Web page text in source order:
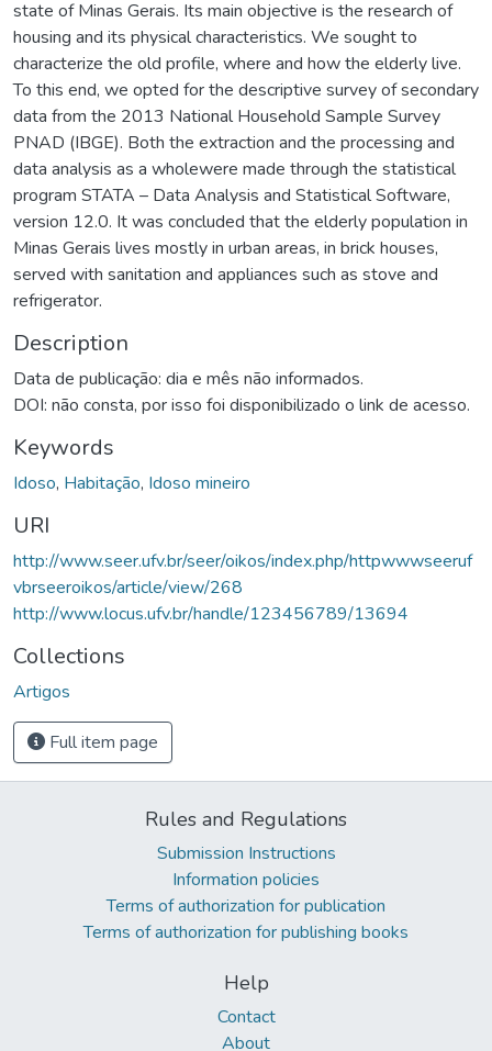
state of Minas Gerais. Its main objective is the research of
housing and its physical characteristics. We sought to
characterize the old profile, where and how the elderly live.
To this end, we opted for the descriptive survey of secondary
data from the 2013 National Household Sample Survey
PNAD (IBGE). Both the extraction and the processing and
data analysis as a wholewere made through the statistical
program STATA – Data Analysis and Statistical Software,
version 12.0. It was concluded that the elderly population in
Minas Gerais lives mostly in urban areas, in brick houses,
served with sanitation and appliances such as stove and
refrigerator.
Description
Data de publicação: dia e mês não informados.
DOI: não consta, por isso foi disponibilizado o link de acesso.
Keywords
Idoso, Habitação, Idoso mineiro
URI
http://www.seer.ufv.br/seer/oikos/index.php/httpwwwseeruf
vbrseeroikos/article/view/268
http://www.locus.ufv.br/handle/123456789/13694
Collections
Artigos
Full item page
Rules and Regulations
Submission Instructions
Information policies
Terms of authorization for publication
Terms of authorization for publishing books
Help
Contact
About